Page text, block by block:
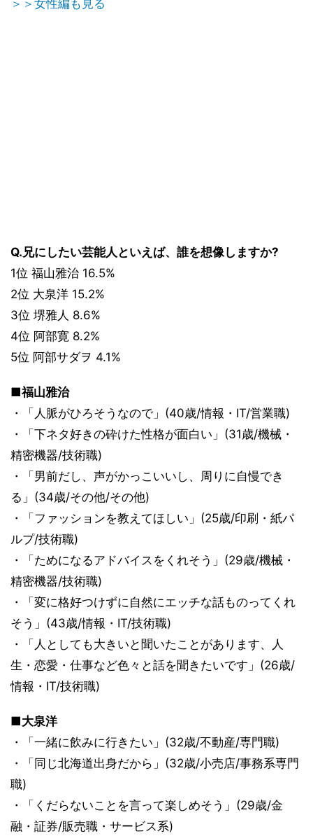
＞＞女性編も見る
Q.兄にしたい芸能人といえば、誰を想像しますか?
1位 福山雅治 16.5%
2位 大泉洋 15.2%
3位 堺雅人 8.6%
4位 阿部寛 8.2%
5位 阿部サダヲ 4.1%
■福山雅治
・「人脈がひろそうなので」(40歳/情報・IT/営業職)
・「下ネタ好きの砕けた性格が面白い」(31歳/機械・
精密機器/技術職)
・「男前だし、声がかっこいいし、周りに自慢でき
る」(34歳/その他/その他)
・「ファッションを教えてほしい」(25歳/印刷・紙パ
ルプ/技術職)
・「ためになるアドバイスをくれそう」(29歳/機械・
精密機器/技術職)
・「変に格好つけずに自然にエッチな話ものってくれ
そう」(43歳/情報・IT/技術職)
・「人としても大きいと聞いたことがあります、人
生・恋愛・仕事など色々と話を聞きたいです」(26歳/
情報・IT/技術職)
■大泉洋
・「一緒に飲みに行きたい」(32歳/不動産/専門職)
・「同じ北海道出身だから」(32歳/小売店/事務系専門
職)
・「くだらないことを言って楽しめそう」(29歳/金
融・証券/販売職・サービス系)